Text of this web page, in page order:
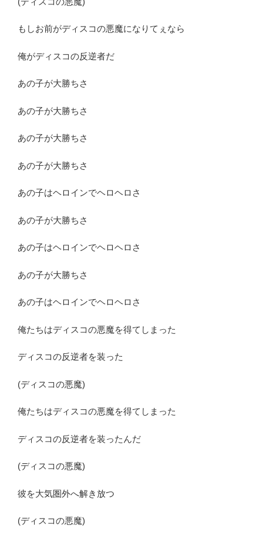
もしお前がディスコの悪魔になりてぇなら
俺がディスコの反逆者だ
あの子が大勝ちさ
あの子が大勝ちさ
あの子が大勝ちさ
あの子が大勝ちさ
あの子はヘロインでヘロヘロさ
あの子が大勝ちさ
あの子はヘロインでヘロヘロさ
あの子が大勝ちさ
あの子はヘロインでヘロヘロさ
俺たちはディスコの悪魔を得てしまった
ディスコの反逆者を装った
(ディスコの悪魔)
俺たちはディスコの悪魔を得てしまった
ディスコの反逆者を装ったんだ
(ディスコの悪魔)
彼を大気圏外へ解き放つ
(ディスコの悪魔)